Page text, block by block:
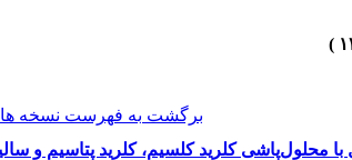
برگشت به فهرست نسخه ها
محلول‌پاشی‌ کلرید کلسیم، کلرید پتاسیم و